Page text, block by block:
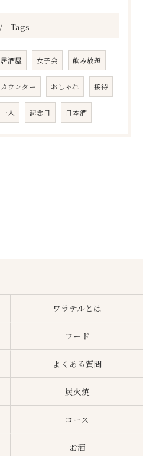
Tags
居酒屋 女子会 飲み放題
カウンター おしゃれ 接待
一人 記念日 日本酒
ワラテルとは
フード
よくある質問
炭火焼
コース
お酒